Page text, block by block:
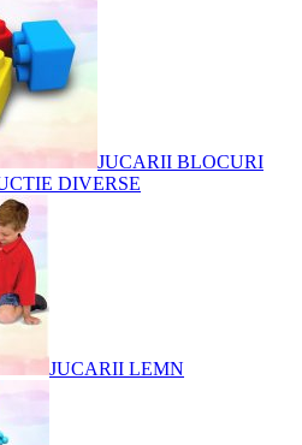
JUCARII BLOCURI
DIVERSE
JUCARII LEMN